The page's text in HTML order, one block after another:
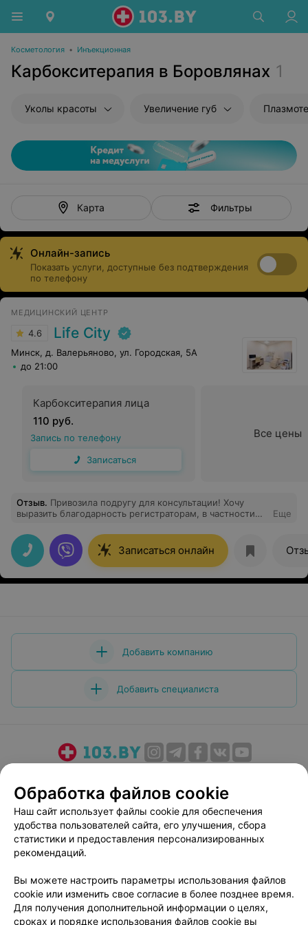
Косметология • Инъекционная
Карбокситерапия в Боровлянах 1
Уколы красоты Увеличение губ
Карта Фильтры
Онлайн-запись
Показать услуги, доступные без подтверждения
по телефону
МЕДИЦИНСКИЙ ЦЕНТР
4.6 Life City
Минск, д. Валерьяново, ул. Городская, 5А
до 21:00
Карбокситерапия лица
110 руб.
Запись по телефону
Записаться
Все цены
Отзыв. Привозила подругу для консультации! Хочу
выразить благодарность регистраторам, в частности
чуткость и отзывчивость! Огромное спасибо!!!
Еще
Записаться онлайн
Добавить компанию
Добавить специалиста
Медицинский маркетинг
Публичный договор
Пользовательское соглашение
Способы оплаты
Вакансии
Партнеры
Персональные настройки cookie
Обработка персональных данных
Обработка файлов cookie
Наш сайт использует файлы cookie для обеспечения
удобства пользователей сайта, его улучшения, сбора
статистики и предоставления персонализированных
рекомендаций.
Вы можете настроить параметры использования файлов
cookie или изменить свое согласие в более позднее время.
Для получения дополнительной информации о целях,
сроках и порядке использования файлов cookie вы